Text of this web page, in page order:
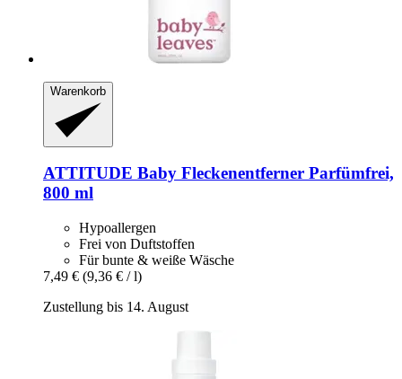
Warenkorb
ATTITUDE Baby Fleckenentferner Parfümfrei,
800 ml
Hypoallergen
Frei von Duftstoffen
Für bunte & weiße Wäsche
7,49 € (9,36 € / l)
Zustellung bis 14. August